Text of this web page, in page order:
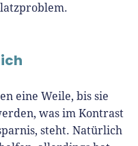
eine Weile, bis sie
was im Kontrast
steht. Natürlich